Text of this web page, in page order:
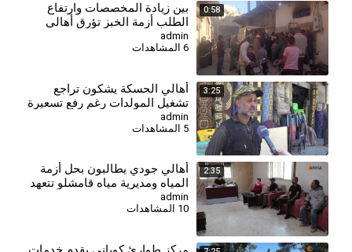
0:58
⁣بين زيادة المخصصات وارتفاع
الطلب أزمة الخبز تؤرق أهالي
ريف حمص
admin
6 المشاهدات
3:25
⁣أهالي الحسكة يشكون تراجع
تشغيل المولدات رغم رفع تسعيرة
الأمبير
admin
5 المشاهدات
2:35
أهالي جودي يطالبون بحل أزمة
المياه ومديرية مياه قامشلو تتعهد
بإجراءات إسعافية
admin